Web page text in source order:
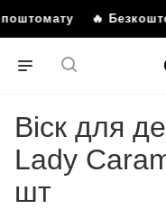
поштомату 🔥
Віск для
Lady
шт